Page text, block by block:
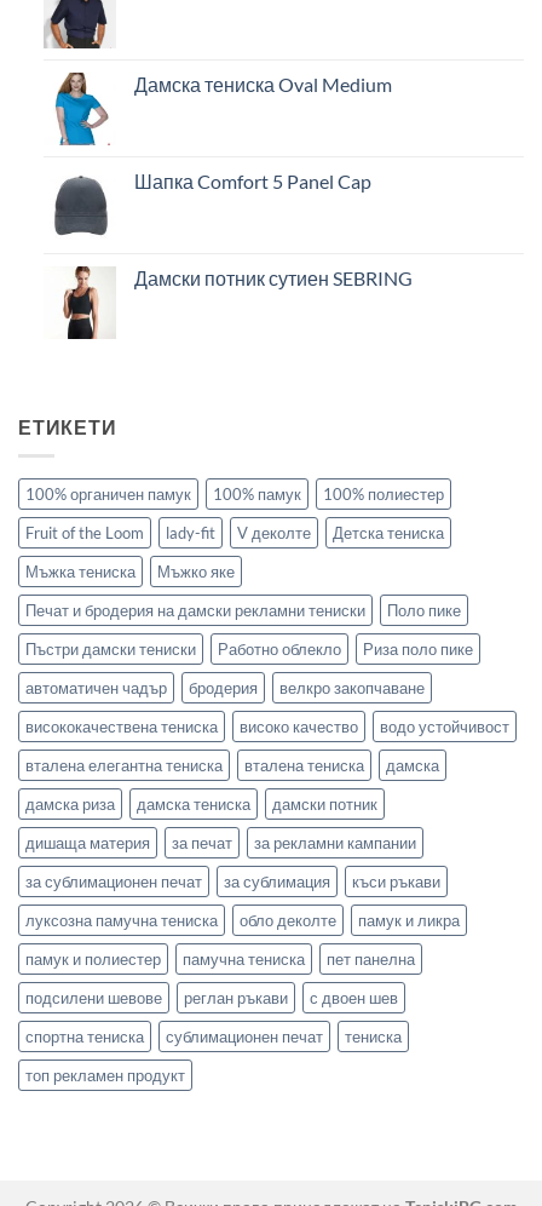
Дамска тениска Oval Medium
Шапка Comfort 5 Panel Cap
Дамски потник сутиен SEBRING
ЕТИКЕТИ
100% органичен памук 100% памук
100% полиестер
Fruit of the Loom
lady-fit V деколте
Детска тениска
Мъжка тениска
Мъжко яке
Печат и бродерия на дамски рекламни тениски
Поло пике
Пъстри дамски тениски
Работно облекло
Риза поло пике
автоматичен чадър
бродерия
велкро закопчаване
висококачествена тениска
високо качество
водо устойчивост
вталена елегантна тениска
вталена тениска
дамска
дамска риза
дамска тениска
дамски потник
дишаща материя
за печат
за рекламни кампании
за сублимационен печат
за сублимация
къси ръкави
луксозна памучна тениска
обло деколте
памук и ликра
памук и полиестер
памучна тениска
пет панелна
подсилени шевове
реглан ръкави
с двоен шев
спортна тениска
сублимационен печат
тениска
топ рекламен продукт